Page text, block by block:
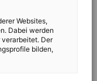
Websites,
Dabei werden
Der
bilden,